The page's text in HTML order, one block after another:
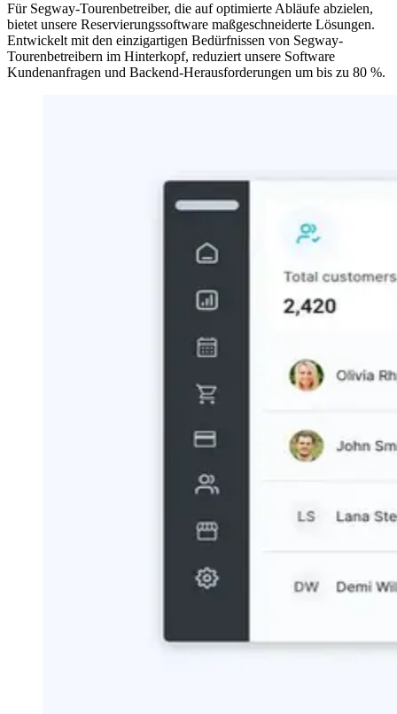
Für Segway-Tourenbetreiber, die auf optimierte Abläufe abzielen,
bietet unsere Reservierungssoftware maßgeschneiderte Lösungen.
Entwickelt mit den einzigartigen Bedürfnissen von Segway-
Tourenbetreibern im Hinterkopf, reduziert unsere Software
Kundenanfragen und Backend-Herausforderungen um bis zu 80 %.